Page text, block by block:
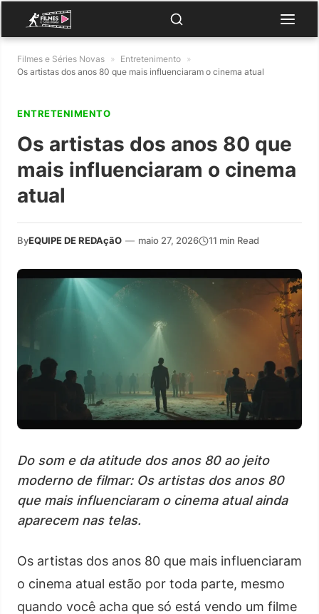
Filmes e Séries Novas » Entretenimento »
Os artistas dos anos 80 que mais influenciaram o cinema atual
ENTRETENIMENTO
Os artistas dos anos 80 que
mais influenciaram o cinema
atual
ByEQUIPE DE REDAçãO — maio 27, 2026 11 min Read
Do som e da atitude dos anos 80 ao jeito
moderno de filmar: Os artistas dos anos 80
que mais influenciaram o cinema atual ainda
aparecem nas telas.
Os artistas dos anos 80 que mais influenciaram
o cinema atual estão por toda parte, mesmo
quando você acha que só está vendo um filme